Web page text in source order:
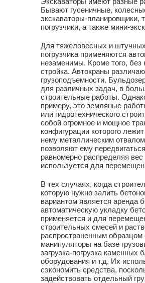
Бывают гусеничные,
экскаваторы-планировщики,
погрузчики, а также мини-
Для тяжеловесных и
погрузчика применяются
незаменимы. Кроме того, без
стройка. Автокраны
грузоподъемности.
для различных задач, в
строительные работы.
примеру, это земляные
или гидротехнического
собой огромное и мощное
конфигурации которого
нему металлическим
позволяют ему
равномерно распределяя
используется для
В тех случаях, когда
которую нужно залить
вариантом является аренда
автоматическую укладку
применяется и для
строительных смесей и
распространенным
манипуляторы на базе
загрузка-погрузка каменных
оборудования и т.д. Их
сэкономить средства,
задействовать отдельный